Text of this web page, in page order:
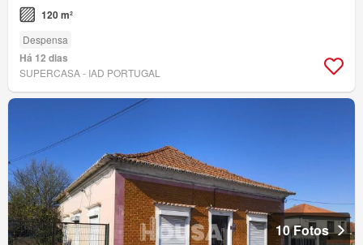
120 m²
Despensa
Há 12 dias
SUPERCASA - IAD PORTUGAL
10 Fotos